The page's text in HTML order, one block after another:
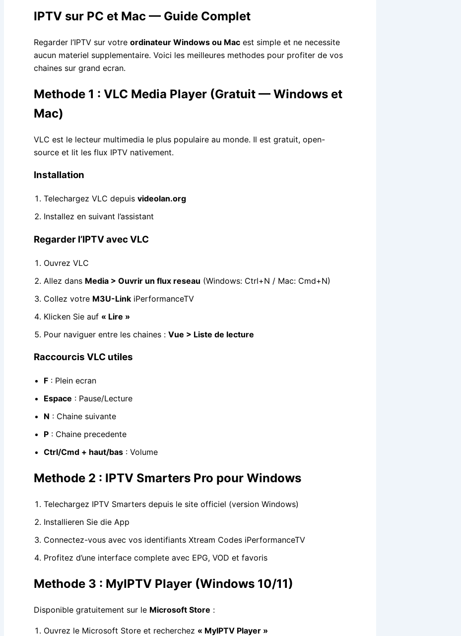
IPTV sur PC et Mac — Guide Complet
Regarder l’IPTV sur votre ordinateur Windows ou Mac est simple et ne necessite
aucun materiel supplementaire. Voici les meilleures methodes pour profiter de vos
chaines sur grand ecran.
Methode 1 : VLC Media Player (Gratuit — Windows et
Mac)
VLC est le lecteur multimedia le plus populaire au monde. Il est gratuit, open-
source et lit les flux IPTV nativement.
Installation
Telechargez VLC depuis videolan.org
Installez en suivant l’assistant
Regarder l’IPTV avec VLC
Ouvrez VLC
Allez dans Media > Ouvrir un flux reseau (Windows: Ctrl+N / Mac: Cmd+N)
Collez votre M3U-Link iPerformanceTV
Klicken Sie auf « Lire »
Pour naviguer entre les chaines : Vue > Liste de lecture
Raccourcis VLC utiles
F : Plein ecran
Espace : Pause/Lecture
N : Chaine suivante
P : Chaine precedente
Ctrl/Cmd + haut/bas : Volume
Methode 2 : IPTV Smarters Pro pour Windows
Telechargez IPTV Smarters depuis le site officiel (version Windows)
Installieren Sie die App
Connectez-vous avec vos identifiants Xtream Codes iPerformanceTV
Profitez d’une interface complete avec EPG, VOD et favoris
Methode 3 : MyIPTV Player (Windows 10/11)
Disponible gratuitement sur le Microsoft Store :
Ouvrez le Microsoft Store et recherchez « MyIPTV Player »